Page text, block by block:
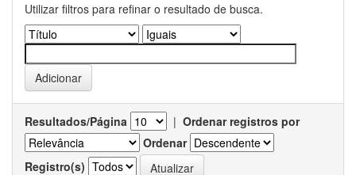
Utilizar filtros para refinar o resultado de busca.
Resultados/Página | Ordenar registros por
Ordenar
Registro(s)